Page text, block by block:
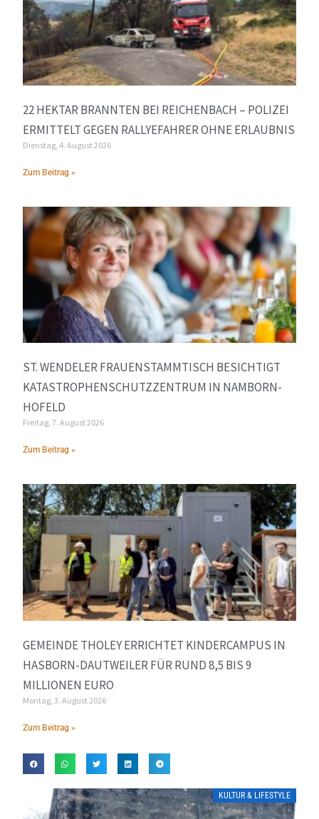
22 HEKTAR BRANNTEN BEI REICHENBACH – POLIZEI
ERMITTELT GEGEN RALLYEFAHRER OHNE ERLAUBNIS
Dienstag, 4. August 2026
Zum Beitrag »
ST. WENDELER FRAUENSTAMMTISCH BESICHTIGT
KATASTROPHENSCHUTZZENTRUM IN NAMBORN-
HOFELD
Freitag, 7. August 2026
Zum Beitrag »
GEMEINDE THOLEY ERRICHTET KINDERCAMPUS IN
HASBORN-DAUTWEILER FÜR RUND 8,5 BIS 9
MILLIONEN EURO
Montag, 3. August 2026
Zum Beitrag »
KULTUR & LIFESTYLE